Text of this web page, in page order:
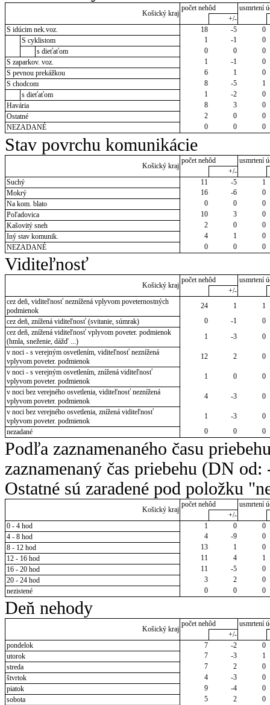
Košický kraj
počet nehôd
usmrtení
+/-
S idúcim nek.voz.
18 -5
0
S cyklistom
1 -1
0
s dieťaťom
0 0
0
S zaparkov. voz.
1 -1
0
S pevnou prekážkou
6 1
0
S chodcom
8 -5
1
s dieťaťom
1 -2
0
Havária
8 3
0
Ostatné
2 0
0
NEZADANÉ
0 0 0
Stav povrchu komunikácie
Košický kraj
počet nehôd
usmrtení
+/-
Suchý
11 -5
1
Mokrý
16 -6
0
Na kom. blato
0 0
0
Poľadovica
10 3
0
Kašovitý sneh
2 0
0
Iný stav komunik.
4 1
0
NEZADANÉ
0 0 0
Viditeľnosť
Košický kraj
počet nehôd
usmrtení
+/-
cez deň, viditeľnosť neznížená vplyvom poveternostných
podmienok
24 1
1
cez deň, znížená viditeľnosť (svitanie, súmrak)
0 -1
0
cez deň, znížená viditeľnosť vplyvom poveter. podmienok
(hmla, sneženie, dážď ...)
1 -3
0
v noci - s verejným osvetlením, viditeľnosť neznížená
vplyvom poveter. podmienok
12 2
0
v noci - s verejným osvetlením, znížená viditeľnosť
vplyvom poveter. podmienok
1 0
0
v noci bez verejného osvetlenia, viditeľnosť neznížená
vplyvom poveter. podmienok
4 -3
0
v noci bez verejného osvetlenia, znížená viditeľnosť
vplyvom poveter. podmienok
1 -3
0
nezadané
0 0 0
Podľa zaznamenaného času
zaznamenaný čas priebehu (DN
Ostatné sú zaradené pod položku
Košický kraj
počet nehôd
usmrtení
+/-
0 - 4 hod
1 0
0
4 - 8 hod
4 -9
0
8 - 12 hod
13 1
0
12 - 16 hod
11 4
1
16 - 20 hod
11 -5
0
20 - 24 hod
3 2
0
nezistené
0 0 0
Deň nehody
Košický kraj
počet nehôd
usmrtení
+/-
pondelok
7 -2
0
utorok
7 -3
1
streda
7 2
0
štvrtok
4 -3
0
piatok
9 -4
0
sobota
5 2
0